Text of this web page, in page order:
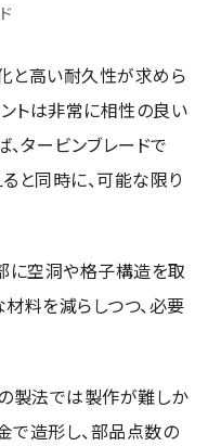
と高い耐久性が求めら
トは非常に相性の良い
タービンブレードで
と同時に、可能な限り
に空洞や格子構造を取
料を減らしつつ、必要
製法では製作が難しか
で造形し、部品点数の